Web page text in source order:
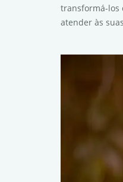
transformá-los
atender às